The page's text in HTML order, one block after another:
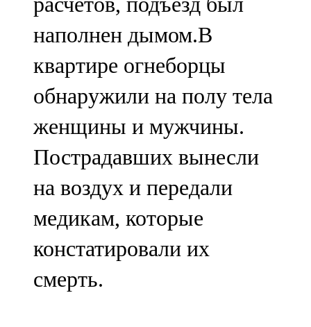
наполнен дымом.В
квартире огнеборцы
обнаружили на полу тела
женщины и мужчины.
Пострадавших вынесли
на воздух и передали
медикам, которые
констатировали их
смерть.